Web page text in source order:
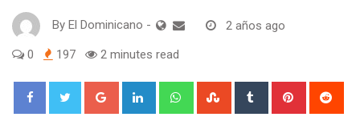
By El Dominicano - 2 años ago
0 197 2 minutes read
Google+ LinkedIn WhatsappStumbleUpon
Tumblr Pinterest